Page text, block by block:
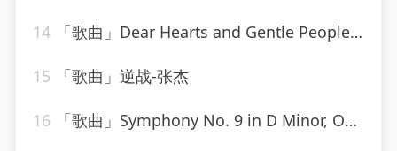
14 「歌曲」Dear Hearts and Gentle People-Bing Crosby
15 「歌曲」逆战-张杰
16 「歌曲」Symphony No. 9 in D Minor, Op. 125 Choral II. Molto vivace